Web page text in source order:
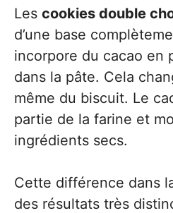
Les cookies double
d’une base
incorpore du cacao en
dans la pâte. Cela
même du biscuit. Le
partie de la farine et
ingrédients secs.
Cette différence dans
des résultats très